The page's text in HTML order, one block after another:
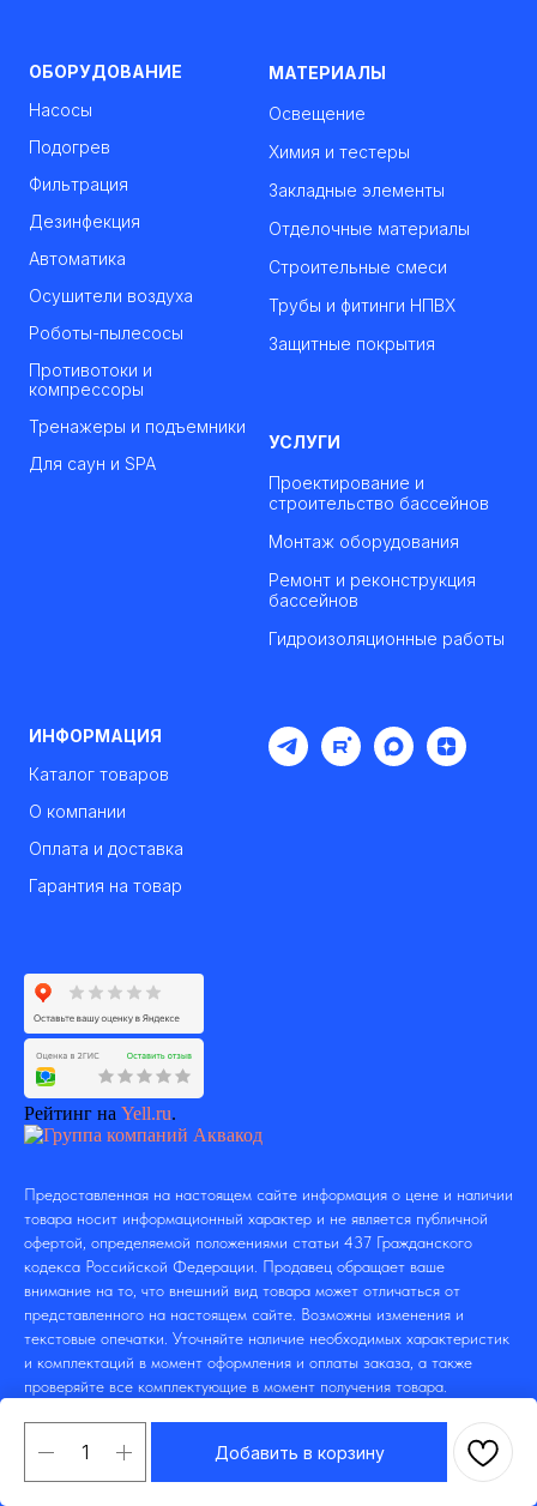
Добавить в корзину
ОБОРУДОВАНИЕ
Насосы
Подогрев
Фильтрация
Дезинфекция
Автоматика
Осушители воздуха
Роботы-пылесосы
Противотоки и
компрессоры
Тренажеры и подъемники
Для саун и SPA
МАТЕРИАЛЫ
Освещение
Химия и тестеры
Закладные элементы
Отделочные материалы
Строительные смеси
Трубы и фитинги НПВХ
Защитные покрытия
УСЛУГИ
Проектирование и
строительство бассейнов
Монтаж оборудования
Ремонт и реконструкция
бассейнов
Гидроизоляционные работы
ИНФОРМАЦИЯ
Каталог товаров
О компании
Оплата и доставка
Гарантия на товар
Рейтинг на Yell.ru.
Предоставленная на настоящем сайте информация о цене и наличии
товара носит информационный характер и не является публичной
офертой, определяемой положениями статьи 437 Гражданского
кодекса Российской Федерации. Продавец обращает ваше
внимание на то, что внешний вид товара может отличаться от
представленного на настоящем сайте. Возможны изменения и
текстовые опечатки. Уточняйте наличие необходимых характеристик
и комплектаций в момент оформления и оплаты заказа, а также
проверяйте все комплектующие в момент получения товара.